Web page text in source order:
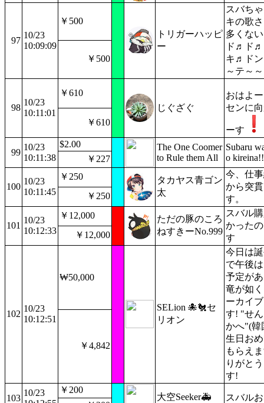
97
10/23
10:09:09
￥500
トリガーハッピ
ー
スバち
キの歌
多くな
ド♬ド♬
キ♬ドン
～テ～
￥500
98
10/23
10:11:01
￥610
じぐざぐ
おはよー
センに
ーす
￥610
99
10/23
10:11:38
$2.00
The One Coomer
to Rule them All
Subaru
o
￥227
100
10/23
10:11:45
￥250
タカヤス青ゴン
太
今、仕
から突
す。
￥250
101
10/23
10:12:33
￥12,000
ただの豚のころ
ねすきーNo.999
スバル
かった
す
￥12,000
102
10/23
10:12:51
₩50,000
SELion 🐙🐔セ
リオン
今日は
で午後
予定が
竜が如
ーカイ
す! "せ
かへ"(韓
生日お
もらえ
りがと
す!
￥4,842
103
10/23
￥200
大空Seeker🚑 スバル